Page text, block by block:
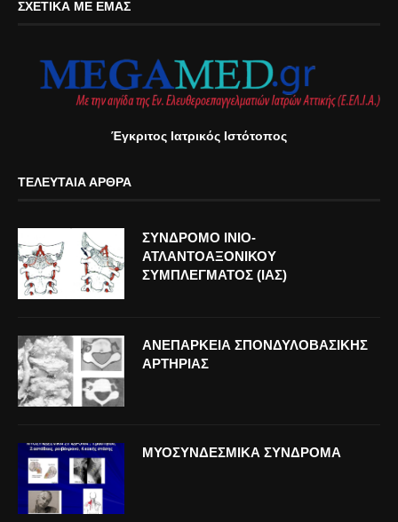
ΣΧΕΤΙΚΆ ΜΕ ΕΜΆΣ
Έγκριτος Ιατρικός Ιστότοπος
ΤΕΛΕΥΤΑΊΑ ΆΡΘΡΑ
ΣΥΝΔΡΟΜΟ ΙΝΙΟ-
ΑΤΛΑΝΤΟΑΞΟΝΙΚΟΥ
ΣΥΜΠΛΕΓΜΑΤΟΣ (ΙΑΣ)
ΑΝΕΠΑΡΚΕΙΑ ΣΠΟΝΔΥΛΟΒΑΣΙΚΗΣ
ΑΡΤΗΡΙΑΣ
ΜΥΟΣΥΝΔΕΣΜΙΚΑ ΣΥΝΔΡΟΜΑ